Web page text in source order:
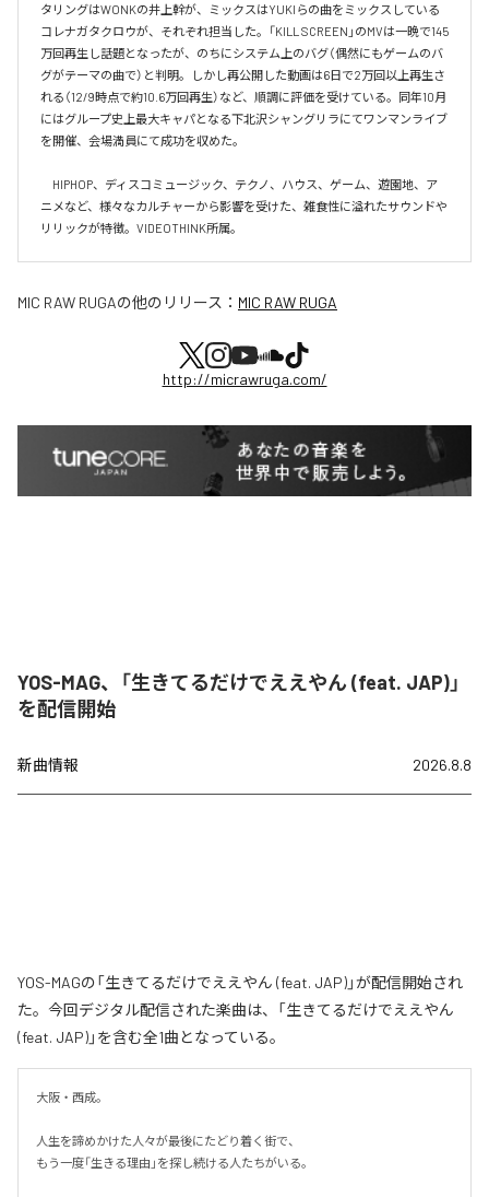
タリングはWONKの井上幹が、ミックスはYUKIらの曲をミックスしている
コレナガタクロウが、それぞれ担当した。「KILL SCREEN」のMVは一晩で145
万回再生し話題となったが、のちにシステム上のバグ（偶然にもゲームのバ
グがテーマの曲で）と判明。しかし再公開した動画は6日で2万回以上再生さ
れる（12/9時点で約10.6万回再生）など、順調に評価を受けている。同年10月
にはグループ史上最大キャパとなる下北沢シャングリラにてワンマンライブ
を開催、会場満員にて成功を収めた。
HIPHOP、ディスコミュージック、テクノ、ハウス、ゲーム、遊園地、ア
ニメなど、様々なカルチャーから影響を受けた、雑食性に溢れたサウンドや
リリックが特徴。VIDEOTHINK所属。
MIC RAW RUGAの他のリリース： MIC RAW RUGA
http://micrawruga.com/
YOS-MAG、「生きてるだけでええやん (feat. JAP)」
を配信開始
新曲情報 2026.8.8
YOS-MAGの「生きてるだけでええやん (feat. JAP)」が配信開始され
た。今回デジタル配信された楽曲は、「生きてるだけでええやん
(feat. JAP)」を含む全1曲となっている。
大阪・西成。
人生を諦めかけた人々が最後にたどり着く街で、
もう一度「生きる理由」を探し続ける人たちがいる。